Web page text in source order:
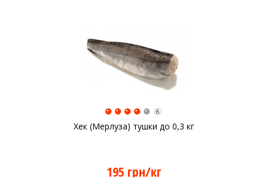
Хек (Мерлуза) тушки до 0,3 кг
6
195 грн/кг